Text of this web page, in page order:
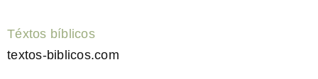
Téxtos bíblicos
textos-biblicos.com